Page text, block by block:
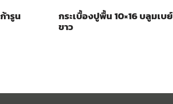
ารูน กระเบื้องปูพื้น 10×16 บลูมเบย์
ขาว